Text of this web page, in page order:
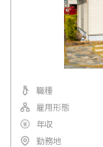
職種
雇用形態
年収
勤務地